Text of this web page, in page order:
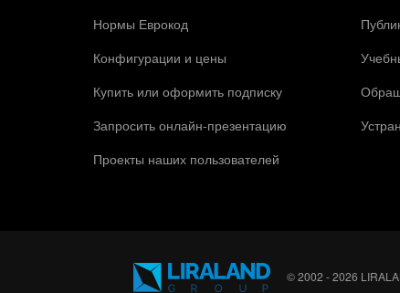
Нормы Еврокод
Конфигурации и цены
Купить или оформить подписку
Запросить онлайн-презентацию
Проекты наших пользователей
© 2002 - 2026